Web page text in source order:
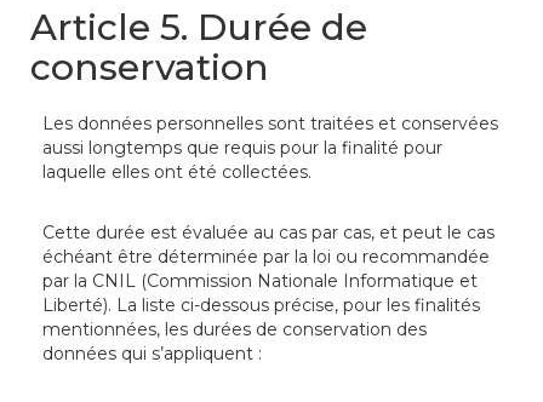
Article 5. Durée de
conservation
Les données personnelles sont traitées et conservées
aussi longtemps que requis pour la finalité pour
laquelle elles ont été collectées.
Cette durée est évaluée au cas par cas, et peut le cas
échéant être déterminée par la loi ou recommandée
par la CNIL (Commission Nationale Informatique et
Liberté). La liste ci-dessous précise, pour les finalités
mentionnées, les durées de conservation des
données qui s’appliquent :